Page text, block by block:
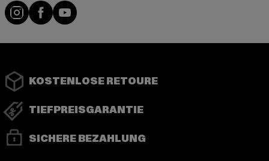
Instagram
FacebookYouTube
KOSTENLOSE RETOURE
TIEFPREISGARANTIE
SICHERE BEZAHLUNG